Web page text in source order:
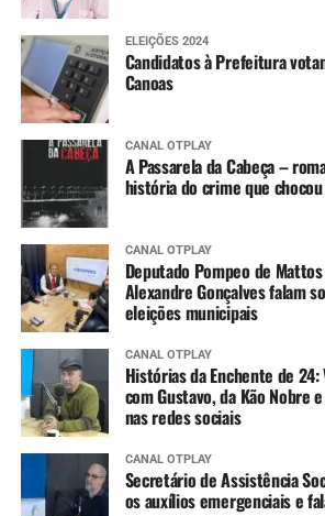
ELEIÇÕES 2024
Candidatos à Prefeitura
Canoas
CANAL OTPLAY
A Passarela da Cabeça –
história do crime que chocou
CANAL OTPLAY
Deputado Pompeo de
Alexandre Gonçalves falam
eleições municipais
CANAL OTPLAY
Histórias da Enchente de
com Gustavo, da Kão Nobre
nas redes sociais
CANAL OTPLAY
Secretário de Assistência
os auxílios emergenciais e